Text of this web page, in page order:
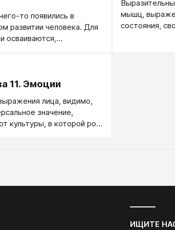
то появились в
развитии человека. Для
осваиваются,
своими эмоциями,
свою
мышц,
состояния,
11. Эмоции
лица, видимо,
значение,
культуры, в которой рос
ИЩИТЕ